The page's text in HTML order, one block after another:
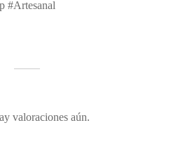
#Artesanal
valoraciones aún.